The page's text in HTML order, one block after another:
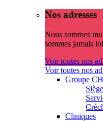
Nos adresses
Nous sommes
sommes jamais
Voir toutes nos
Voir toutes nos
Groupe
Cliniques